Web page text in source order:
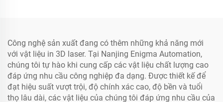
Công nghệ sản xuất đang có thêm những khả năng mới
với vật liệu in 3D laser. Tại Nanjing Enigma Automation,
chúng tôi tự hào khi cung cấp các vật liệu chất lượng cao
đáp ứng nhu cầu công nghiệp đa dạng. Được thiết kế để
đạt hiệu suất vượt trội, độ chính xác cao, độ bền và tuổi
thọ lâu dài, các vật liệu của chúng tôi đáp ứng nhu cầu của